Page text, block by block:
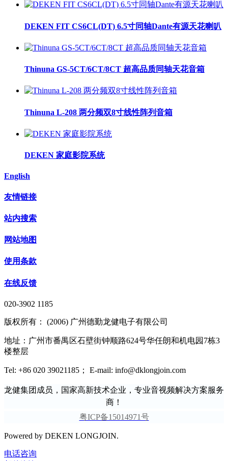
DEKEN FIT CS6CL(DT) 6.5寸同轴Dante有源天花喇叭
Thinuna GS-5CT/6CT/8CT 超高品质同轴天花音箱
Thinuna L-208 两分频双8寸线性阵列音箱
DEKEN 家庭影院系统
English
友情链接
站内搜索
网站地图
使用条款
在线反馈
020-3902 1185
版权所有： (2006) 广州德勤龙健电子有限公司
地址：广州市番禺区石壁街钟顺路624号华任朗和机电园7栋3
楼整层
Tel: +86 020 39021185； E-mail: info@dklongjoin.com
龙健集团成员，国家高新技术企业，专业音视频解决方案服务
商！
粤ICP备15014971号
Powered by DEKEN LONGJOIN.
电话咨询